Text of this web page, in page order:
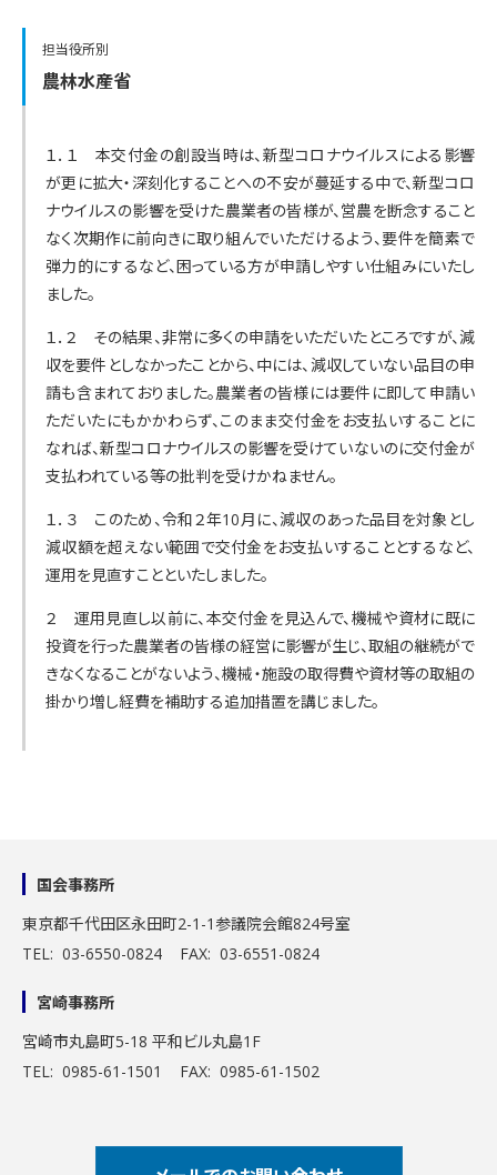
担当役所別
農林水産省
１．１ 本交付金の創設当時は、新型コロナウイルスによる影響
が更に拡大・深刻化することへの不安が蔓延する中で、新型コロ
ナウイルスの影響を受けた農業者の皆様が、営農を断念すること
なく次期作に前向きに取り組んでいただけるよう、要件を簡素で
弾力的にするなど、困っている方が申請しやすい仕組みにいたし
ました。
１．２ その結果、非常に多くの申請をいただいたところですが、減
収を要件としなかったことから、中には、減収していない品目の申
請も含まれておりました。農業者の皆様には要件に即して申請い
ただいたにもかかわらず、このまま交付金をお支払いすることに
なれば、新型コロナウイルスの影響を受けていないのに交付金が
支払われている等の批判を受けかねません。
１．３ このため、令和２年10月に、減収のあった品目を対象とし
減収額を超えない範囲で交付金をお支払いすることとするなど、
運用を見直すことといたしました。
２ 運用見直し以前に、本交付金を見込んで、機械や資材に既に
投資を行った農業者の皆様の経営に影響が生じ、取組の継続がで
きなくなることがないよう、機械・施設の取得費や資材等の取組の
掛かり増し経費を補助する追加措置を講じました。
国会事務所
東京都千代田区永田町2-1-1参議院会館824号室
TEL: 03-6550-0824 FAX: 03-6551-0824
宮崎事務所
宮崎市丸島町5-18 平和ビル丸島1F
TEL: 0985-61-1501 FAX: 0985-61-1502